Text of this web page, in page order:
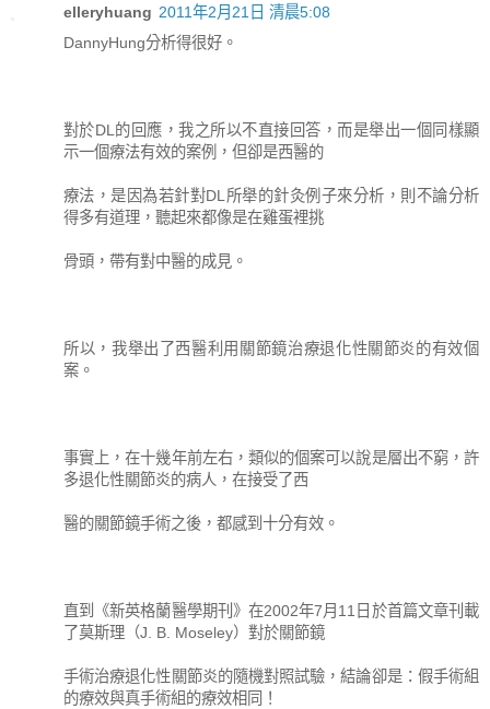
elleryhuang 2011年2月21日 清晨5:08
DannyHung分析得很好。
對於DL的回應，我之所以不直接回答，而是舉出一個同樣顯
示一個療法有效的案例，但卻是西醫的
療法，是因為若針對DL所舉的針灸例子來分析，則不論分析
得多有道理，聽起來都像是在雞蛋裡挑
骨頭，帶有對中醫的成見。
所以，我舉出了西醫利用關節鏡治療退化性關節炎的有效個
案。
事實上，在十幾年前左右，類似的個案可以說是層出不窮，許
多退化性關節炎的病人，在接受了西
醫的關節鏡手術之後，都感到十分有效。
直到《新英格蘭醫學期刊》在2002年7月11日於首篇文章刊載
了莫斯理（J. B. Moseley）對於關節鏡
手術治療退化性關節炎的隨機對照試驗，結論卻是：假手術組
的療效與真手術組的療效相同！